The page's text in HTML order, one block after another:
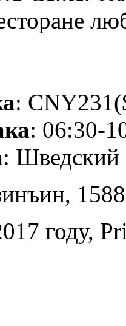
:
: 06:30-
: Шведский
году,